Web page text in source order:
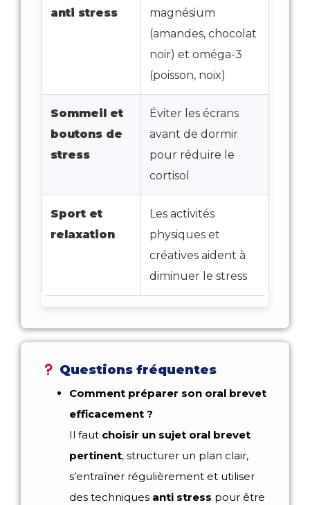
anti stress
magnésium
(amandes, chocolat
noir) et oméga-3
(poisson, noix)
Sommeil et
boutons de
stress
Éviter les écrans
avant de dormir
pour réduire le
cortisol
Sport et
relaxation
Les activités
physiques et
créatives aident à
diminuer le stress
Questions fréquentes
Comment préparer son oral brevet
efficacement ?
Il faut choisir un sujet oral brevet
pertinent, structurer un plan clair,
s’entraîner régulièrement et utiliser
des techniques anti stress pour être